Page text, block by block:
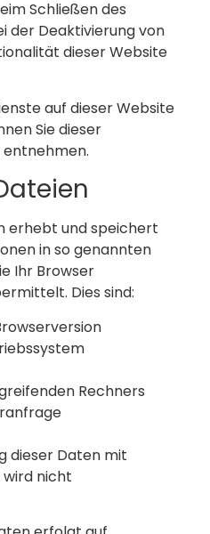
Schließen des
der Deaktivierung von
dieser Website
auf dieser Website
Sie dieser
erhebt und speichert
in so genannten
Ihr Browser
Dies sind:
Rechners
dieser Daten mit
nicht